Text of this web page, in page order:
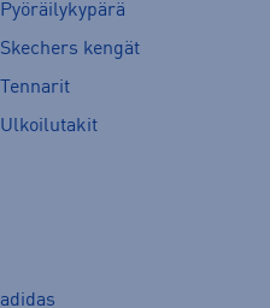
Pyöräilykypärä
Skechers kengät
Tennarit
Ulkoilutakit
adidas